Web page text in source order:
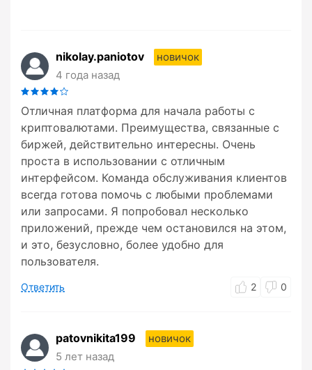
nikolay.paniotov
новичок
4 года назад
Отличная платформа для начала работы с
криптовалютами. Преимущества, связанные с
биржей, действительно интересны. Очень
проста в использовании с отличным
интерфейсом. Команда обслуживания клиентов
всегда готова помочь с любыми проблемами
или запросами. Я попробовал несколько
приложений, прежде чем остановился на этом,
и это, безусловно, более удобно для
пользователя.
Ответить 2 0
patovnikita199
новичок
5 лет назад